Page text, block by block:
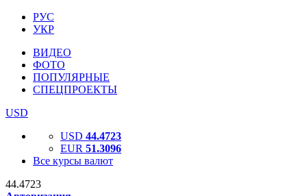
РУС
УКР
ВИДЕО
ФОТО
ПОПУЛЯРНЫЕ
СПЕЦПРОЕКТЫ
USD
USD 44.4723
EUR 51.3096
Все курсы валют
44.4723